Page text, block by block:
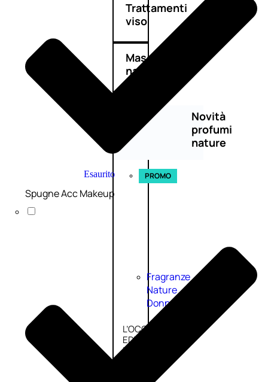
Trattamenti
viso
Maschere
nature
Novità
profumi
nature
Esaurito PROMO
Fragranze
Nature
Donna
L’OCCITANE
EDT
FIORI
Spugne Acc Makeup